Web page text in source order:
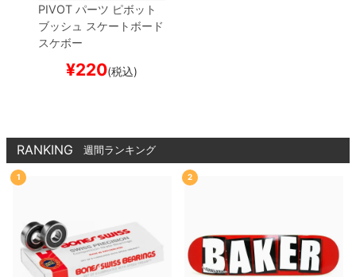
PIVOT パーツ ピボット
ブッシュ スケートボード
スケボー
¥220(税込)
RANKING 週間ランキング
1 2